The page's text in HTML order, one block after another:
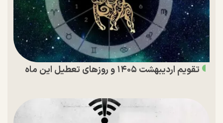
تقویم اردیبهشت ۱۴۰۵ و روز‌های تعطیل این ماه